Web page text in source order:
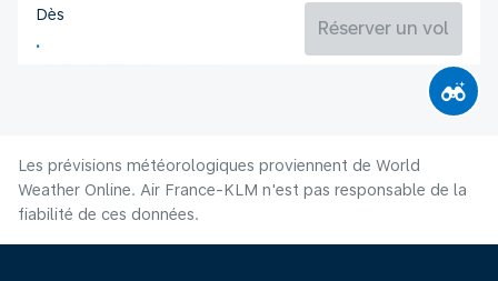
Chine
Dès
Réserver un vol
Les prévisions météorologiques proviennent de World
Weather Online. Air France-KLM n'est pas responsable de la
fiabilité de ces données.